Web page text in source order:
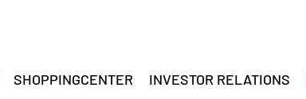
SHOPPINGCENTER INVESTOR RELATIONS